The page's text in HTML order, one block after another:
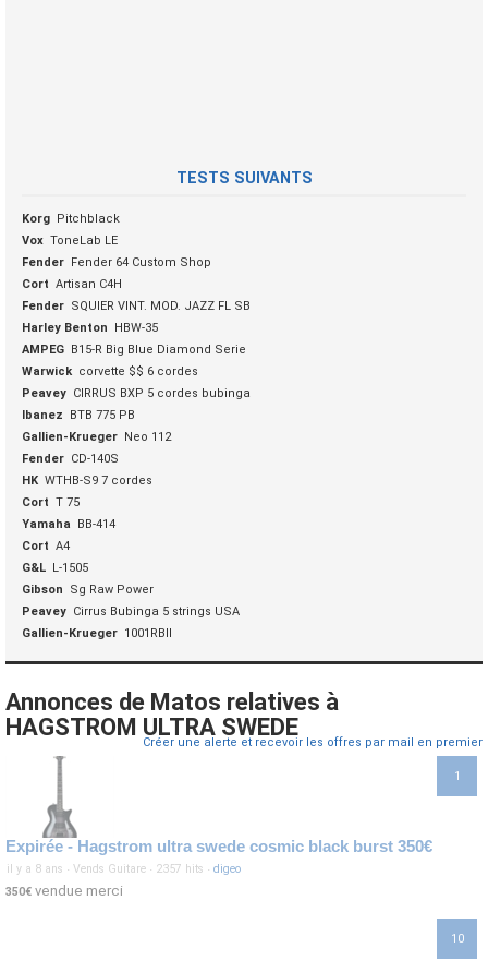
TESTS SUIVANTS
Korg Pitchblack
Vox ToneLab LE
Fender Fender 64 Custom Shop
Cort Artisan C4H
Fender SQUIER VINT. MOD. JAZZ FL SB
Harley Benton
HBW-35
AMPEG B15-R Big Blue Diamond Serie
Warwick corvette $$ 6 cordes
Peavey CIRRUS BXP 5 cordes bubinga
Ibanez
BTB 775 PB
Gallien-Krueger Neo 112
Fender CD-140S
HK WTHB-S9 7 cordes
Cort T 75
Yamaha
BB-414
Cort A4
G&L L-1505
Gibson
Sg Raw Power
Peavey Cirrus Bubinga 5 strings USA
Gallien-Krueger 1001RBII
Annonces de Matos relatives à
HAGSTROM ULTRA SWEDE
Créer une alerte et recevoir les offres par mail en premier
1
Expirée - Hagstrom ultra swede cosmic black burst 350€
il y a 8 ans · Vends Guitare · 2357 hits · digeo
350€ vendue merci
10